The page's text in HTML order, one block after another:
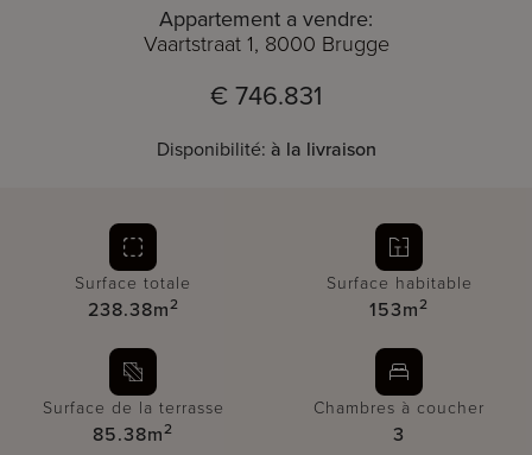
Appartement a vendre:
Vaartstraat 1, 8000 Brugge
€ 746.831
Disponibilité: à la livraison
Surface totale
238.38m2
Surface habitable
153m2
Surface de la terrasse
85.38m2
Chambres à coucher
3